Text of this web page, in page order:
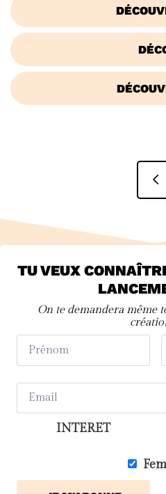
TU VEUX
On te demandera même
INTERET